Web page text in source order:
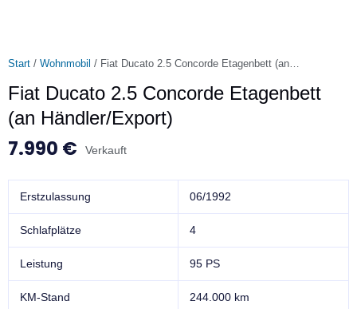
Start / Wohnmobil / Fiat Ducato 2.5 Concorde Etagenbett (an
Fiat Ducato 2.5 Concorde Etagenbett
(an Händler/Export)
7.990 € Verkauft
Erstzulassung 06/1992
Schlafplätze 4
Leistung 95 PS
KM-Stand 244.000 km